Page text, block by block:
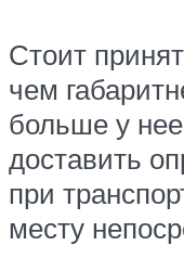
Стоит
чем
больше у
доставить
при
месту